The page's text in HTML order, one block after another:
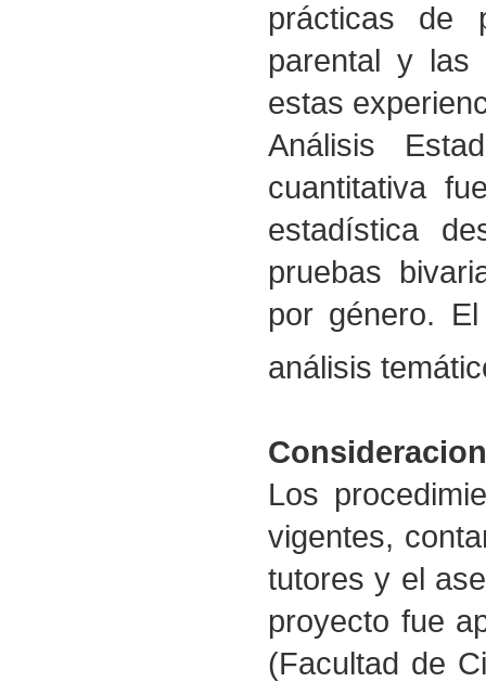
prácticas de
parental y las
estas
Análisis
cuantitativa
estadística
pruebas
por género.
análisis
Los
vigentes,
tutores y el
proyecto fue
(Facultad de